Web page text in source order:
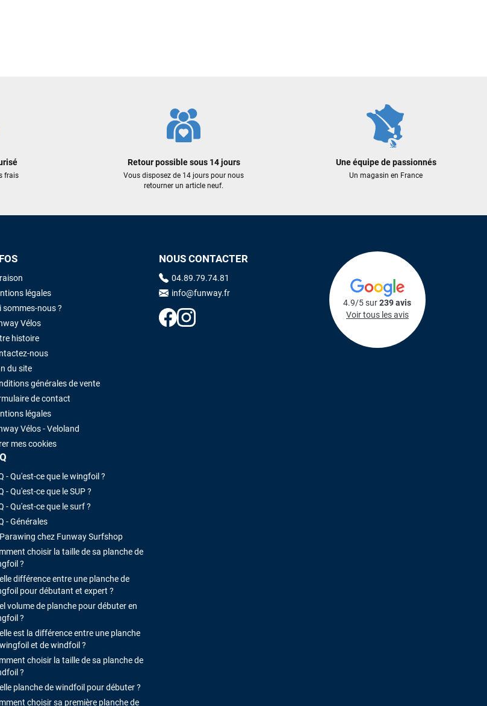
frais
Retour possible sous 14 jours
Vous disposez de 14 jours pour nous
retourner un article neuf.
Une équipe de passionnés
Un magasin en France
légales
sommes-nous ?
Vélos
histoire
nous
du site
générales de vente
de contact
légales
Vélos - Veloland
mes cookies
- Qu'est-ce que le wingfoil ?
- Qu'est-ce que le SUP ?
- Qu'est-ce que le surf ?
- Générales
chez Funway Surfshop
choisir la taille de sa planche de
?
différence entre une planche de
pour débutant et expert ?
volume de planche pour débuter en
?
est la différence entre une planche
et de windfoil ?
choisir la taille de sa planche de
?
planche de windfoil pour débuter ?
choisir sa première planche de
NOUS CONTACTER
04.89.79.74.81
info@funway.fr
4.9/5 sur239 avis
Voir tous les avis
mois que je galérais à remplacer ma board eux m'ont
à laquelle je n'aurais jamais pensé ! Excellent conseil
en plus super sympas. Merci encore pour cette severne
voile est arrivée en super état. Mauruuru roa.
LES AVIS LAISSER UN AVIS